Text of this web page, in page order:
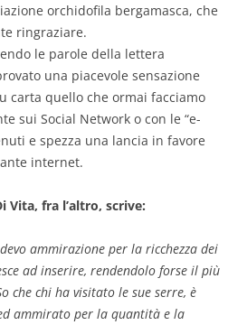
orchidofila bergamasca, che
ringraziare.
le parole della lettera
una piacevole sensazione
carta quello che ormai facciamo
sui Social Network o con le “e-
e spezza una lancia in favore
internet.
Vita, fra l’altro, scrive:
ammirazione per la ricchezza dei
ad inserire, rendendolo forse il più
che chi ha visitato le sue serre, è
ammirato per la quantità e la